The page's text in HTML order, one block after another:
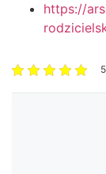
https://